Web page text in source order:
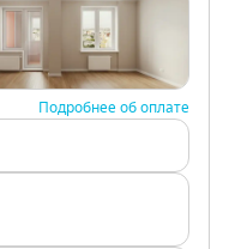
Подробнее об оплате